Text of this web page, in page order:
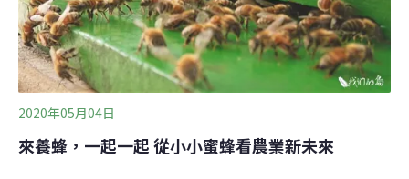
2020年05月04日
來養蜂，一起一起 從小小蜜蜂看農業新未來